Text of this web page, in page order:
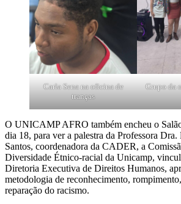
Carla Sena na oficina de
tranças
Grupo da
O UNICAMP AFRO também encheu o
dia 18, para ver a palestra da Professora Dra.
Santos, coordenadora da CADER, a
Diversidade Étnico-racial da Unicamp,
Diretoria Executiva de Direitos Humanos,
metodologia de reconhecimento,
reparação do racismo.